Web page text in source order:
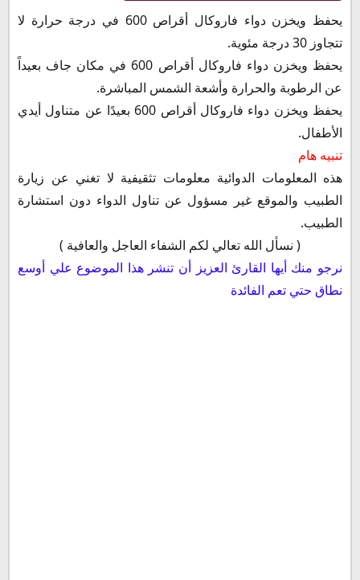
يحفظ ويخزن دواء فاروكال أقراص 600 في درجة حرارة لا
تتجاوز 30 درجة مئوية.
يحفظ ويخزن دواء فاروكال أقراص 600 في مكان جاف بعيداً
عن الرطوبة والحرارة وأشعة الشمس المباشرة.
يحفظ ويخزن دواء فاروكال أقراص 600 بعيدًا عن متناول أيدي
الأطفال.
تنبيه هام
هذه المعلومات الدوائية معلومات تثقيفية لا تغني عن زيارة
الطبيب والموقع غير مسؤول عن تناول الدواء دون استشارة
الطبيب.
( نسأل الله تعالي لكم الشفاء العاجل والعافية )
نرجو منك أيها القارئ العزيز أن تنشر هذا الموضوع علي أوسع
نطاق حتي تعم الفائدة